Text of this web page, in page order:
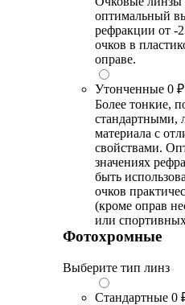
оптимальный
рефракции от -
очков в
оправе.
Утонченные 0 ₽
Более тонкие,
стандартными,
материала с
свойствами.
значениях
быть
очков
(кроме оправ
или
Фотохромные
Выберите тип линз
Стандартные 0